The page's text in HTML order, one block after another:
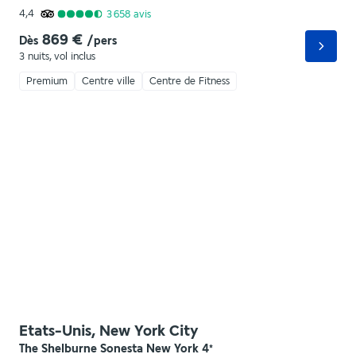
4,4
3 658 avis
Dès 869 € /pers
3 nuits, vol inclus
Premium Centre ville Centre de Fitness
Etats-Unis, New York City
The Shelburne Sonesta New York 4*